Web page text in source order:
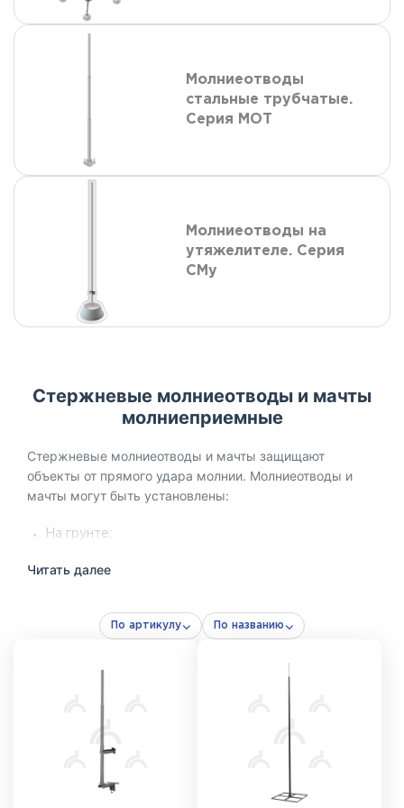
Молниеотводы
стальные трубчатые.
Серия МОТ
Молниеотводы на
утяжелителе. Серия
СМу
Стержневые молниеотводы и мачты
молниеприемные
Стержневые молниеотводы и мачты защищают
объекты от прямого удара молнии. Молниеотводы и
мачты могут быть установлены:
На грунте;
На фасаде здания.
конструкцию, включающую все необходимые
элементы для закрепления мачты в нужном положении
типа грунта).
Мачта – основное изделие, которое состоит из секций
Читать далее
По артикулу По названию